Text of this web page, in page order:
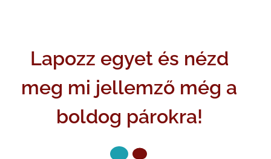
Lapozz egyet és nézd
meg mi jellemző még a
boldog párokra!